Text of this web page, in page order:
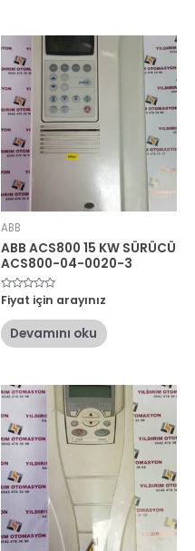
ABB
ABB ACS800 15 KW SÜRÜCÜ
ACS800-04-0020-3
5
üzerinden
oy
aldı
Fiyat için arayınız
Devamını oku